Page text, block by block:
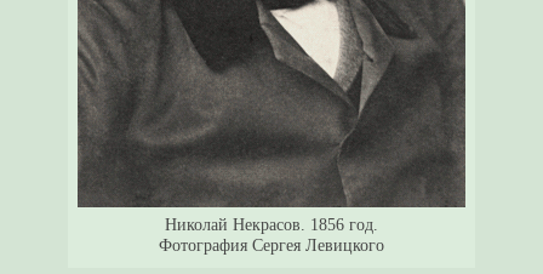
Николай Некрасов. 1856 год.
Фотография Сергея Левицкого